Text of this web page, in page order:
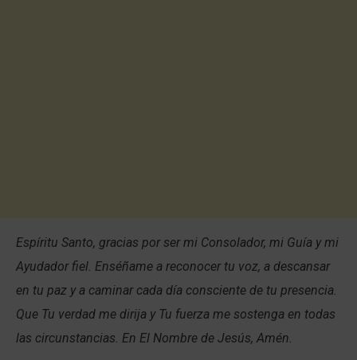
Espíritu Santo, gracias por ser mi Consolador, mi Guía y mi
Ayudador fiel. Enséñame a reconocer tu voz, a descansar
en tu paz y a caminar cada día consciente de tu presencia.
Que Tu verdad me dirija y Tu fuerza me sostenga en todas
las circunstancias. En El Nombre de Jesús, Amén.